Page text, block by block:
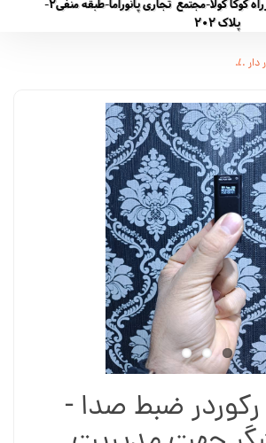
تهران- خیابان پیروزی-چهارراه کوکا کولا-مجتمع تجاری پانوراما-طبقه منفی2-
پلاک 202
ضبط صدا -